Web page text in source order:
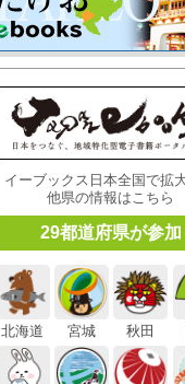
イーブックス日本全国で拡
他県の情報はこちら
29都道府県が参加
北海道 宮城 秋田